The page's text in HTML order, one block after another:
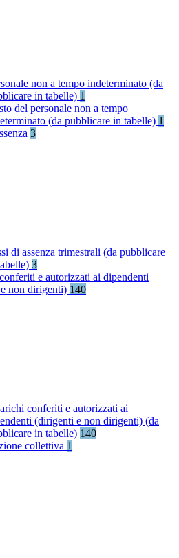
non a tempo indeterminato (da
in tabelle) 1
del personale non a tempo
(da pubblicare in tabelle) 1
3
di assenza trimestrali (da pubblicare
3
e autorizzati ai dipendenti
non dirigenti) 140
conferiti e autorizzati ai
(dirigenti e non dirigenti) (da
in tabelle) 140
collettiva 1